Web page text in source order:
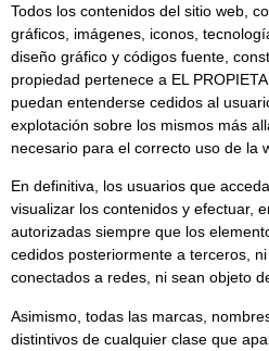
Todos los contenidos del sitio web,
gráficos, imágenes, iconos,
diseño gráfico y códigos fuente,
propiedad pertenece a EL
puedan entenderse cedidos al
explotación sobre los mismos más
necesario para el correcto uso de la
En definitiva, los usuarios que
visualizar los contenidos y efectuar,
autorizadas siempre que los
cedidos posteriormente a terceros,
conectados a redes, ni sean objeto
Asimismo, todas las marcas,
distintivos de cualquier clase que